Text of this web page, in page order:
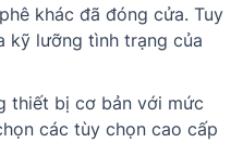
khác đã đóng cửa. Tuy
kỹ lưỡng tình trạng của
thiết bị cơ bản với mức
các tùy chọn cao cấp